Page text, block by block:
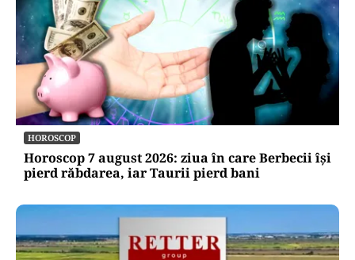
HOROSCOP
Horoscop 7 august 2026: ziua în care Berbecii își
pierd răbdarea, iar Taurii pierd bani